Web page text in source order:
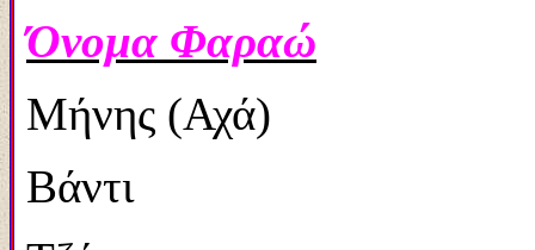
Όνομα Φαραώ
Μήνης (Αχά)
Βάντι